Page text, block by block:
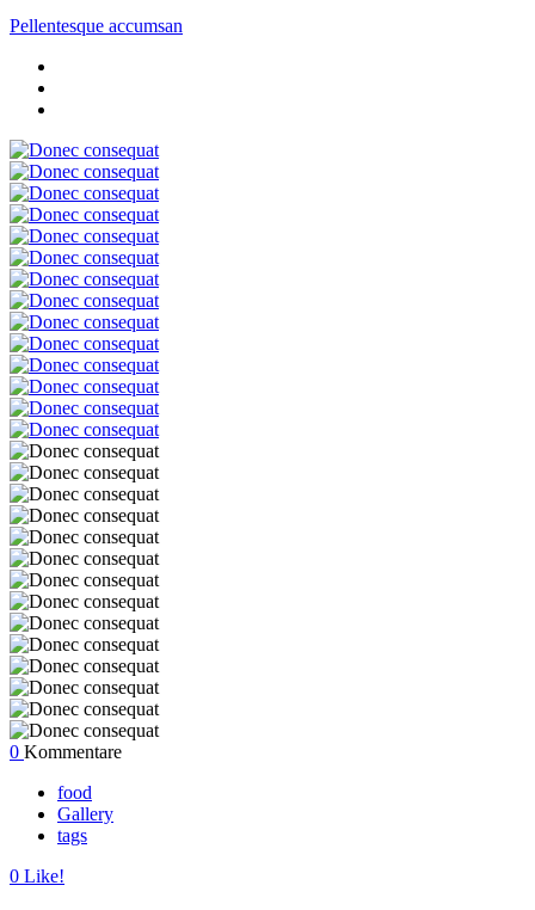
Pellentesque accumsan
0 Kommentare
food
Gallery
tags
0 Like!